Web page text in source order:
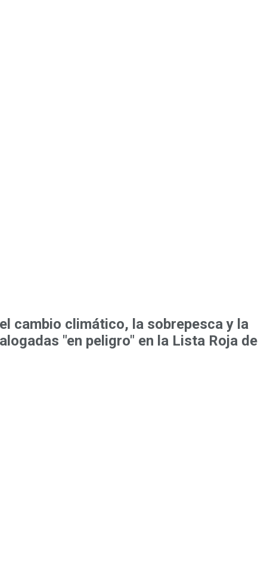
cambio climático, la sobrepesca y la
"en peligro" en la Lista Roja de